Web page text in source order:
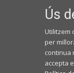
Ús
Utilitzem
per
continua
accepta